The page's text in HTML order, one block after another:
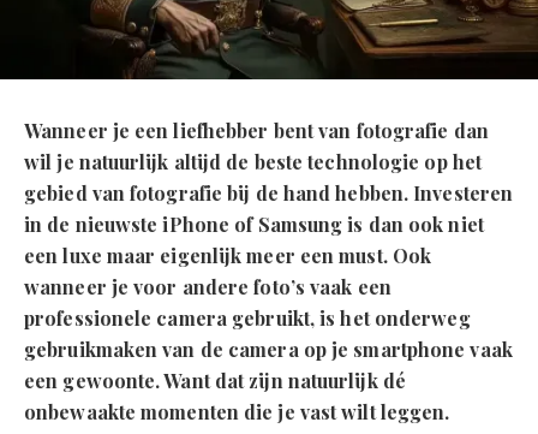
Wanneer je een liefhebber bent van fotografie dan
wil je natuurlijk altijd de beste technologie op het
gebied van fotografie bij de hand hebben. Investeren
in de nieuwste iPhone of Samsung is dan ook niet
een luxe maar eigenlijk meer een must. Ook
wanneer je voor andere foto’s vaak een
professionele camera gebruikt, is het onderweg
gebruikmaken van de camera op je smartphone vaak
een gewoonte. Want dat zijn natuurlijk dé
onbewaakte momenten die je vast wilt leggen.